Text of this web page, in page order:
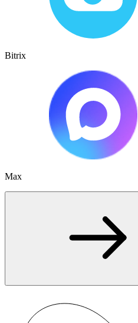
Bitrix
Max